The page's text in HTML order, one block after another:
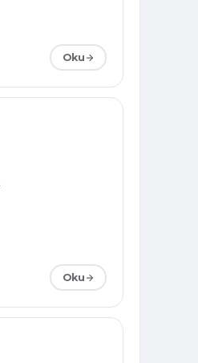
Oku
Oku